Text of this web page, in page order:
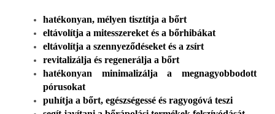
hatékonyan, mélyen tisztítja a bőrt
eltávolítja a mitesszereket és a bőrhibákat
eltávolítja a szennyeződéseket és a zsírt
revitalizálja és regenerálja a bőrt
hatékonyan minimalizálja a megnagyobbodott
pórusokat
puhítja a bőrt, egészségessé és ragyogóvá teszi